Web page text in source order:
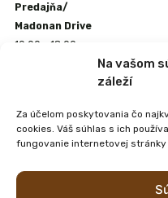
Na vašom
záleží
Za účelom poskytovania čo
cookies. Váš súhlas s ich
fungovanie internetovej stránky
Predajňa/
Madonan Drive
10:00 - 18:00
10:00 - 20:00
Farmpark